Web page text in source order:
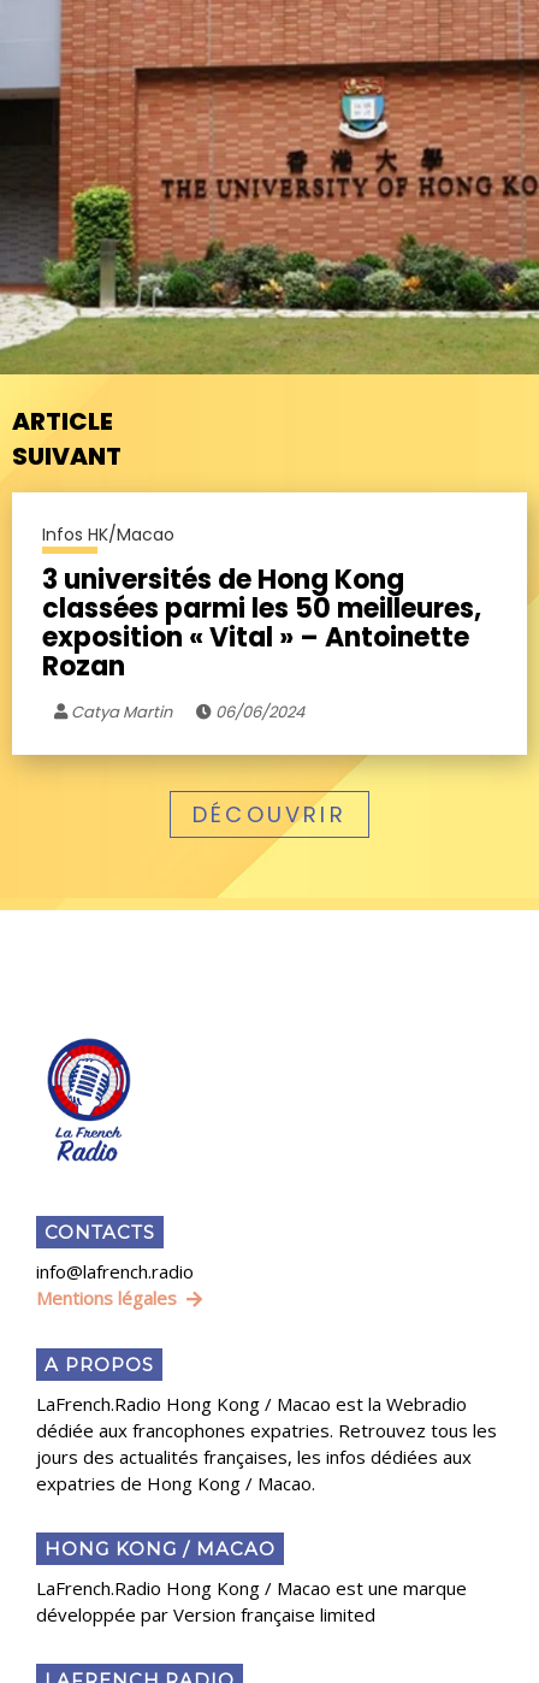
ARTICLE
SUIVANT
Infos HK/Macao
3 universités de Hong Kong
classées parmi les 50 meilleures,
exposition « Vital » – Antoinette
Rozan
Catya Martin 06/06/2024
DÉCOUVRIR
CONTACTS
info@lafrench.radio
Mentions légales
A PROPOS
LaFrench.Radio Hong Kong / Macao est la Webradio
dédiée aux francophones expatries. Retrouvez tous les
jours des actualités françaises, les infos dédiées aux
expatries de Hong Kong / Macao.
HONG KONG / MACAO
LaFrench.Radio Hong Kong / Macao est une marque
développée par Version française limited